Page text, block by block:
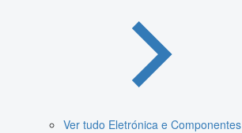
Ver tudo Eletrónica e Componentes